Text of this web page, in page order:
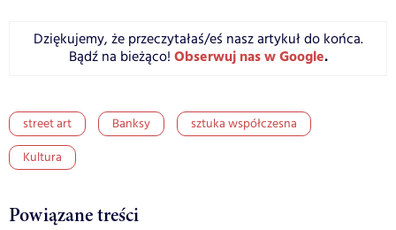
Dziękujemy, że przeczytałaś/eś nasz artykuł do końca.
Bądź na bieżąco! Obserwuj nas w Google.
street art Banksy
sztuka współczesna
Kultura
Powiązane treści